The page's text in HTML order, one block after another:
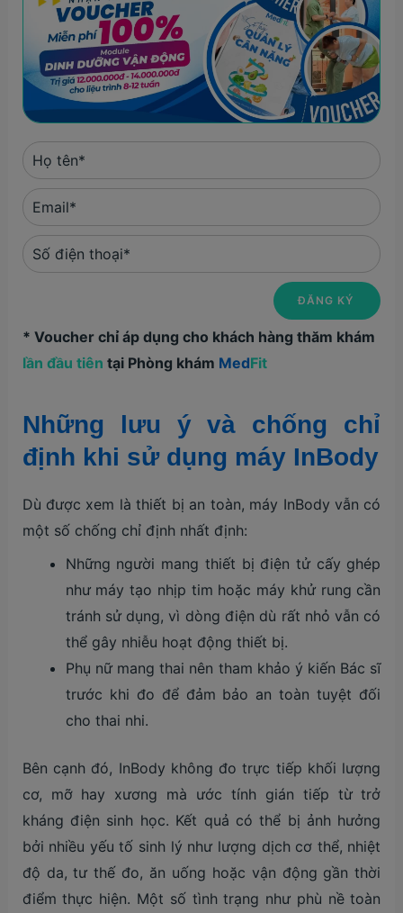
* Voucher chỉ áp dụng cho khách hàng thăm khám
lần đầu tiên tại Phòng khám MedFit
Những lưu ý và chống chỉ
định khi sử dụng máy InBody
Dù được xem là thiết bị an toàn, máy InBody vẫn có
một số chống chỉ định nhất định:
Những người mang thiết bị điện tử cấy ghép
như máy tạo nhịp tim hoặc máy khử rung cần
tránh sử dụng, vì dòng điện dù rất nhỏ vẫn có
thể gây nhiễu hoạt động thiết bị.
Phụ nữ mang thai nên tham khảo ý kiến Bác sĩ
trước khi đo để đảm bảo an toàn tuyệt đối
cho thai nhi.
Bên cạnh đó, InBody không đo trực tiếp khối lượng
cơ, mỡ hay xương mà ước tính gián tiếp từ trở
kháng điện sinh học. Kết quả có thể bị ảnh hưởng
bởi nhiều yếu tố sinh lý như lượng dịch cơ thể, nhiệt
độ da, tư thế đo, ăn uống hoặc vận động gần thời
điểm thực hiện. Một số tình trạng như phù nề toàn